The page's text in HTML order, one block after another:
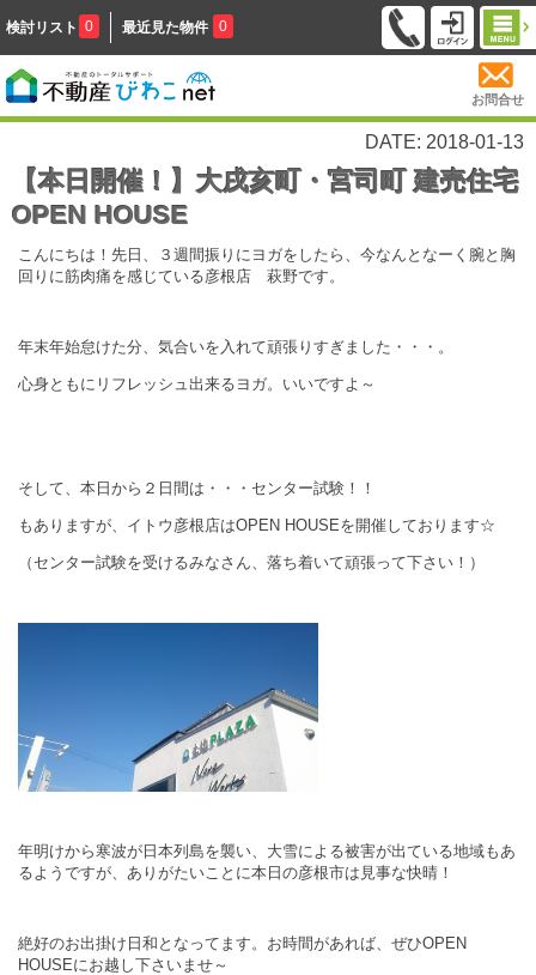
検討リスト 0 最近見た物件 0
お問合せ
DATE: 2018-01-13
【本日開催！】大戌亥町・宮司町 建売住宅
OPEN HOUSE
こんにちは！先日、３週間振りにヨガをしたら、今なんとなーく腕と胸
回りに筋肉痛を感じている彦根店 萩野です。
年末年始怠けた分、気合いを入れて頑張りすぎました・・・。
心身ともにリフレッシュ出来るヨガ。いいですよ～
そして、本日から２日間は・・・センター試験！！
もありますが、イトウ彦根店はOPEN HOUSEを開催しております☆
（センター試験を受けるみなさん、落ち着いて頑張って下さい！）
年明けから寒波が日本列島を襲い、大雪による被害が出ている地域もあ
るようですが、ありがたいことに本日の彦根市は見事な快晴！
絶好のお出掛け日和となってます。お時間があれば、ぜひOPEN
HOUSEにお越し下さいませ～